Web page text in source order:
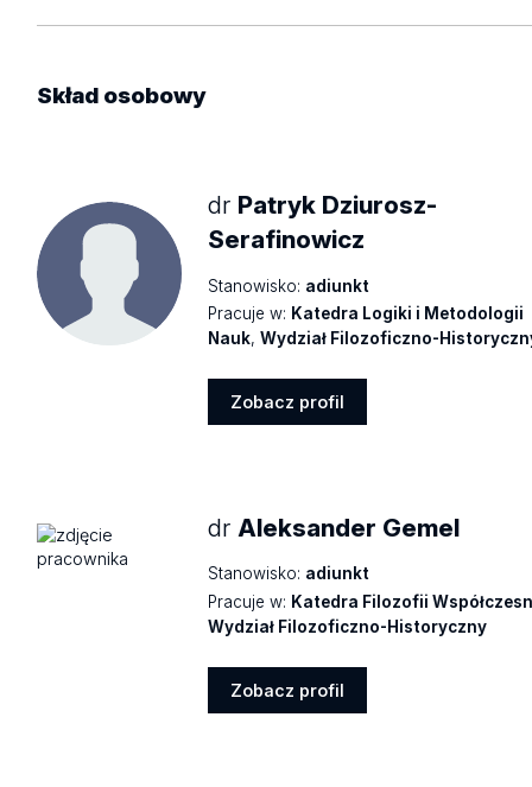
Skład osobowy
dr Patryk Dziurosz-
Serafinowicz
Stanowisko: adiunkt
Pracuje w: Katedra Logiki i Metodologii
Nauk,Wydział Filozoficzno-
Zobacz profil
dr Aleksander Gemel
Stanowisko: adiunkt
Pracuje w: Katedra Filozofii
Wydział Filozoficzno-Historyczny
Zobacz profil